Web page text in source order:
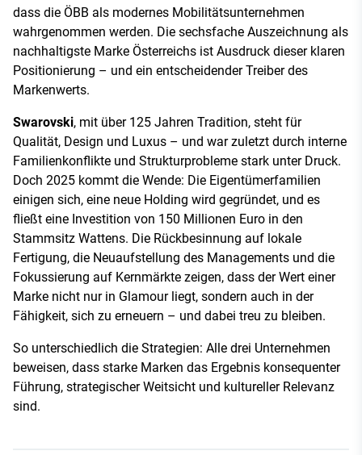
dass die ÖBB als modernes Mobilitätsunternehmen
wahrgenommen werden. Die sechsfache Auszeichnung als
nachhaltigste Marke Österreichs ist Ausdruck dieser klaren
Positionierung – und ein entscheidender Treiber des
Markenwerts.
Swarovski, mit über 125 Jahren Tradition, steht für
Qualität, Design und Luxus – und war zuletzt durch interne
Familienkonflikte und Strukturprobleme stark unter Druck.
Doch 2025 kommt die Wende: Die Eigentümerfamilien
einigen sich, eine neue Holding wird gegründet, und es
fließt eine Investition von 150 Millionen Euro in den
Stammsitz Wattens. Die Rückbesinnung auf lokale
Fertigung, die Neuaufstellung des Managements und die
Fokussierung auf Kernmärkte zeigen, dass der Wert einer
Marke nicht nur in Glamour liegt, sondern auch in der
Fähigkeit, sich zu erneuern – und dabei treu zu bleiben.
So unterschiedlich die Strategien: Alle drei Unternehmen
beweisen, dass starke Marken das Ergebnis konsequenter
Führung, strategischer Weitsicht und kultureller Relevanz
sind.